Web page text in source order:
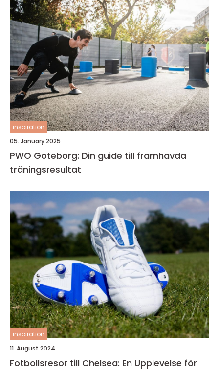
inspiration
05. January 2025
PWO Göteborg: Din guide till framhävda
träningsresultat
inspiration
11. August 2024
Fotbollsresor till Chelsea: En Upplevelse för